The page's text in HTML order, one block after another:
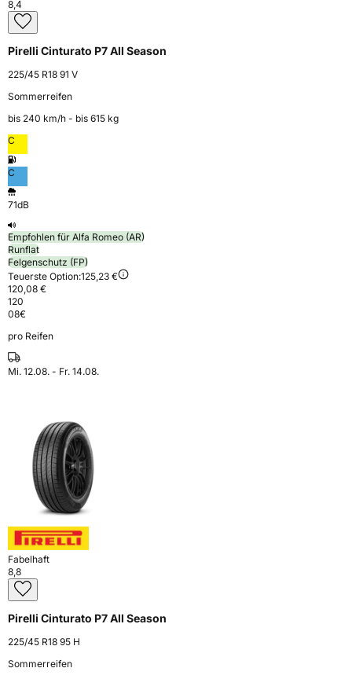
8,4
Pirelli Cinturato P7 All Season
225/45 R18 91 V
Sommerreifen
bis 240 km⁠/⁠h - bis 615 kg
C
C
71dB
Empfohlen für Alfa Romeo (AR)
Runflat
Felgenschutz (FP)
Teuerste Option:125,23 €
120,08 €
120
08€
pro Reifen
Mi. 12.08. - Fr. 14.08.
Fabelhaft
8,8
Pirelli Cinturato P7 All Season
225/45 R18 95 H
Sommerreifen